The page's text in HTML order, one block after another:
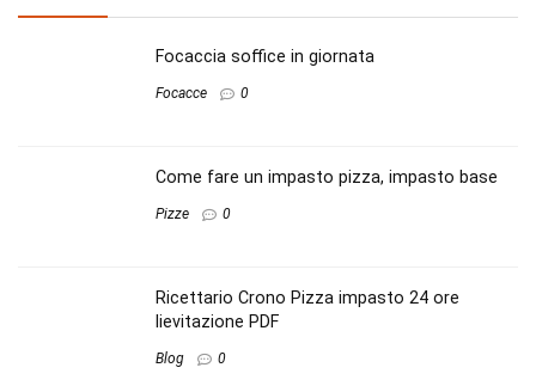
Focaccia soffice in giornata
Focacce 0
Come fare un impasto pizza, impasto base
Pizze 0
Ricettario Crono Pizza impasto 24 ore
lievitazione PDF
Blog 0